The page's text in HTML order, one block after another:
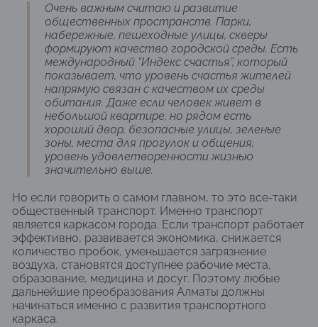
Очень важным считаю и развитие
общественных пространств. Парки,
набережные, пешеходные улицы, скверы
формируют качество городской среды. Есть
международный “Индекс счастья”, который
показывает, что уровень счастья жителей
напрямую связан с качеством их среды
обитания. Даже если человек живет в
небольшой квартире, но рядом есть
хороший двор, безопасные улицы, зеленые
зоны, места для прогулок и общения,
уровень удовлетворенности жизнью
значительно выше.
Но если говорить о самом главном, то это все-таки
общественный транспорт. Именно транспорт
является каркасом города. Если транспорт работает
эффективно, развивается экономика, снижается
количество пробок, уменьшается загрязнение
воздуха, становятся доступнее рабочие места,
образование, медицина и досуг. Поэтому любые
дальнейшие преобразования Алматы должны
начинаться именно с развития транспортного
каркаса.